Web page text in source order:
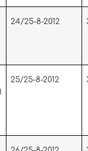
24/25-8-2012
25/25-8-2012